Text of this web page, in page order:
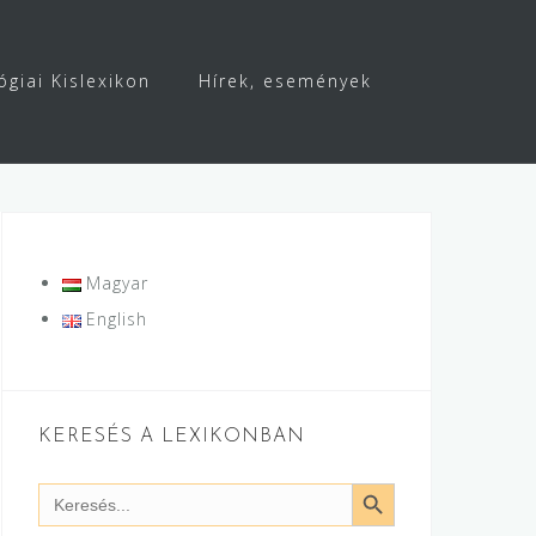
Kislexikon Hírek, események
Magyar
English
KERESÉS A LEXIKONBAN
Search
for:
SEARCH BUTTON